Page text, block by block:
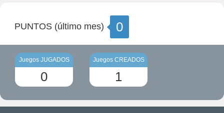
PUNTOS (último mes) 0
Juegos JUGADOS
0
Juegos CREADOS
1